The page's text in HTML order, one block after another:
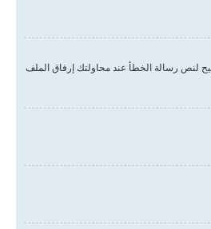
لنص رسالة الخطأ عند محاولتك إرفاق الملف